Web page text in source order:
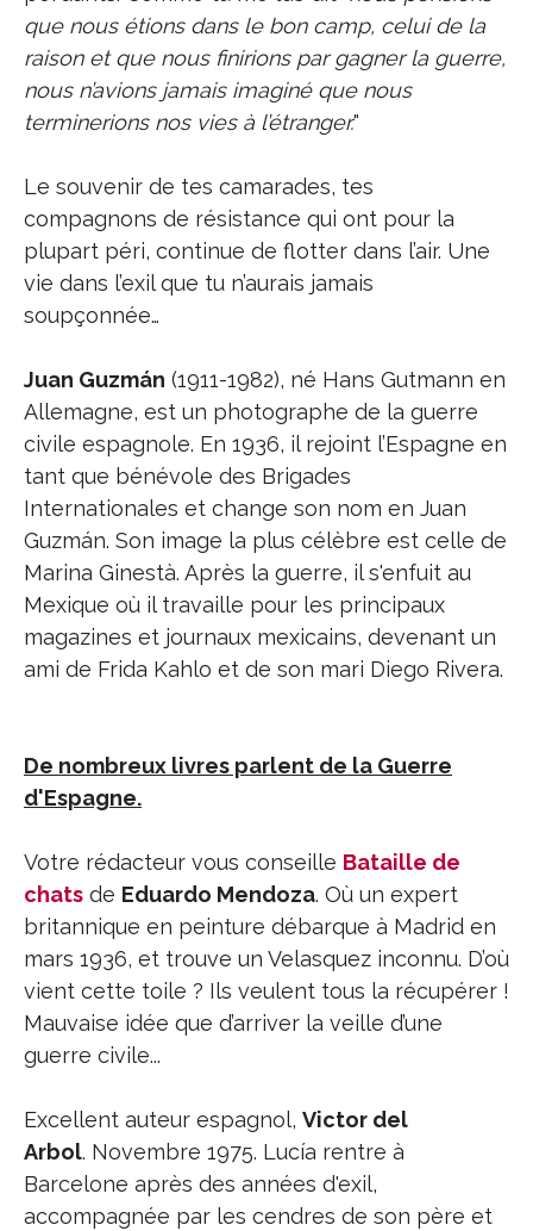
que nous étions dans le bon camp, celui de la
raison et que nous finirions par gagner la guerre,
nous n’avions jamais imaginé que nous
terminerions nos vies à l’étranger."
Le souvenir de tes camarades, tes
compagnons de résistance qui ont pour la
plupart péri, continue de flotter dans l’air. Une
vie dans l’exil que tu n’aurais jamais
soupçonnée…
Juan Guzmán (1911-1982), né Hans Gutmann en
Allemagne, est un photographe de la guerre
civile espagnole. En 1936, il rejoint l’Espagne en
tant que bénévole des Brigades
Internationales et change son nom en Juan
Guzmán. Son image la plus célèbre est celle de
Marina Ginestà. Après la guerre, il s'enfuit au
Mexique où il travaille pour les principaux
magazines et journaux mexicains, devenant un
ami de Frida Kahlo et de son mari Diego Rivera.
De nombreux livres parlent de la Guerre
d'Espagne.
Votre rédacteur vous conseille Bataille de
chats de Eduardo Mendoza. Où un expert
britannique en peinture débarque à Madrid en
mars 1936, et trouve un Velasquez inconnu. D’où
vient cette toile ? Ils veulent tous la récupérer !
Mauvaise idée que d’arriver la veille d’une
guerre civile...
Excellent auteur espagnol, Victor del
Arbol. Novembre 1975. Lucía rentre à
Barcelone après des années d'exil,
accompagnée par les cendres de son père et